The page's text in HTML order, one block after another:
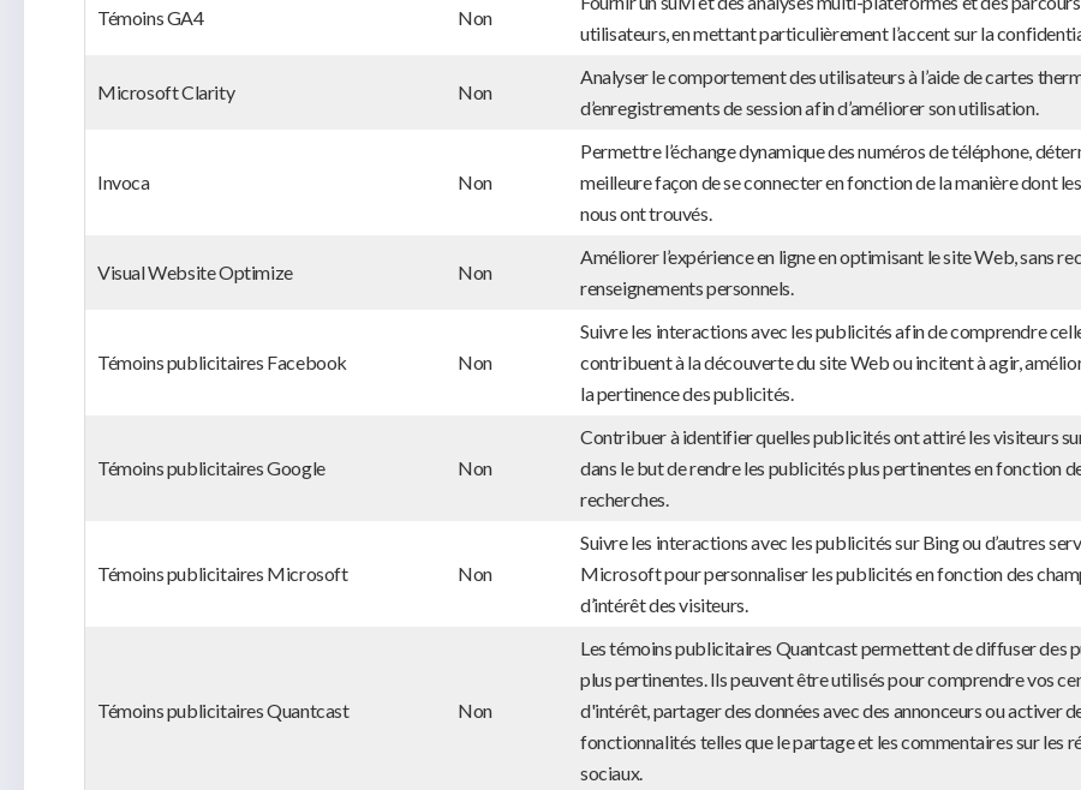
Témoins GA4 Non
utilisateurs, en mettant particulièrement l’accent sur la
Microsoft Clarity Non
Analyser le comportement des utilisateurs à l’aide de cartes
d’enregistrements de session afin d’améliorer son utilisation.
Invoca Non
Permettre l’échange dynamique des numéros de téléphone,
meilleure façon de se connecter en fonction de la manière dont
nous ont trouvés.
Visual Website Optimize Non
Améliorer l’expérience en ligne en optimisant le site Web, sans
renseignements personnels.
Témoins publicitaires Facebook Non
Suivre les interactions avec les publicités afin de comprendre
contribuent à la découverte du site Web ou incitent à agir,
la pertinence des publicités.
Témoins publicitaires Google Non
Contribuer à identifier quelles publicités ont attiré les visiteurs
dans le but de rendre les publicités plus pertinentes en fonction
recherches.
Témoins publicitaires Microsoft Non
Suivre les interactions avec les publicités sur Bing ou d’autres
Microsoft pour personnaliser les publicités en fonction des
d’intérêt des visiteurs.
Témoins publicitaires Quantcast Non
Les témoins publicitaires Quantcast permettent de diffuser des
plus pertinentes. Ils peuvent être utilisés pour comprendre vos
d'intérêt, partager des données avec des annonceurs ou activer
fonctionnalités telles que le partage et les commentaires sur les
sociaux.